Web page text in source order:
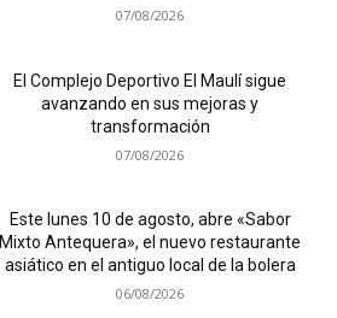
07/08/2026
El Complejo Deportivo El Maulí sigue
avanzando en sus mejoras y
transformación
07/08/2026
Este lunes 10 de agosto, abre «Sabor
Mixto Antequera», el nuevo restaurante
asiático en el antiguo local de la bolera
06/08/2026